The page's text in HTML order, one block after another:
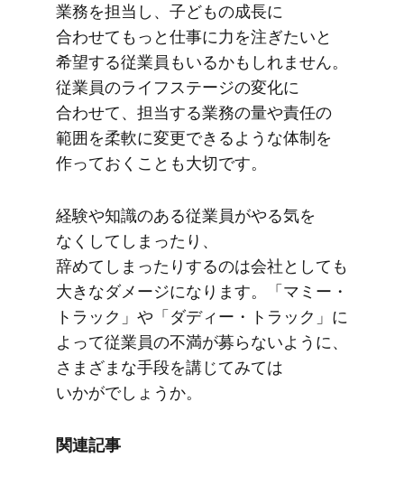
業務を​担当し、​子どもの​成長に​
合わせてもっと​仕事に​力を​注ぎたいと​
希望する​従業員も​いるかもしれません。​
従業員の​ライフステージの​変化に​
合わせて、​担当する​業務の​量や​責任の​
範囲を​柔軟に​変更できるような​体制を​
作っておくことも​大切です。
経験や​知識の​ある​従業員が​やる​気を​
なくしてしまったり、​
辞めてしまったりするのは​会社と​しても​
大きな​ダメージに​なります。​「マミー・
トラック」や​「ダディー・トラック」に​
よって​従業員の​不満が​募らないように、​
さまざまな​手段を​講じてみては​
いかがでしょうか。
関連記事